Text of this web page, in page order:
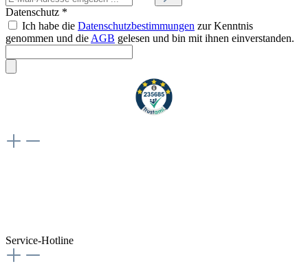
Datenschutz *
Ich habe die Datenschutzbestimmungen zur Kenntnis
genommen und die AGB gelesen und bin mit ihnen einverstanden.
Service-Hotline